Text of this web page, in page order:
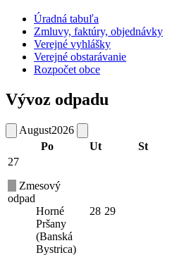
Úradná tabuľa
Zmluvy, faktúry, objednávky
Verejné vyhlášky
Verejné obstarávanie
Rozpočet obce
Vývoz odpadu
August2026
Po
Ut St
27
Zmesový
odpad
Horné
Pršany
(Banská
Bystrica)
28 29